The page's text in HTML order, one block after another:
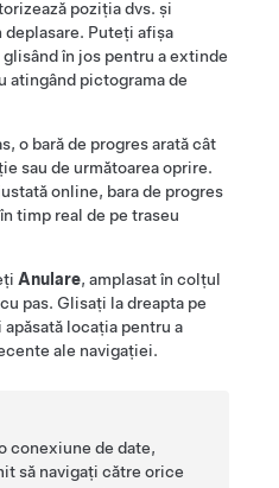
poziția dvs. și
Puteți afișa
în jos pentru a extinde
atingând pictograma de
o bară de progres arată cât
sau de următoarea oprire.
online, bara de progres
timp real de pe traseu
Anulare, amplasat în colțul
pas. Glisați la dreapta pe
locația pentru a
ale navigației.
conexiune de date,
să navigați către orice